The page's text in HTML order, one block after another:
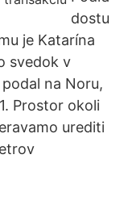
dostu
je Katarína
svedok v
na Noru,
Prostor okoli
urediti